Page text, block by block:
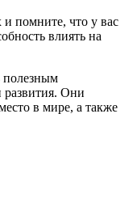
и помните, что у вас
влиять на
полезным
развития. Они
в мире, а также